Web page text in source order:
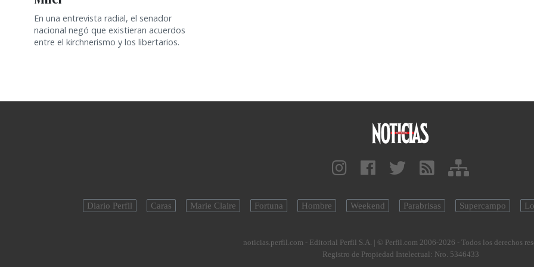
En una entrevista radial, el senador
nacional negó que existieran acuerdos
entre el kirchnerismo y los libertarios.
Diario Perfil Caras Marie Claire Fortuna Hombre Weekend Parabrisas Supercampo
noticias.perfil.com - Editorial Perfil S.A. | © Perfil.com 2006-2026 - Todos los derechos
Registro de Propiedad Intelectual: Nro. 5346433